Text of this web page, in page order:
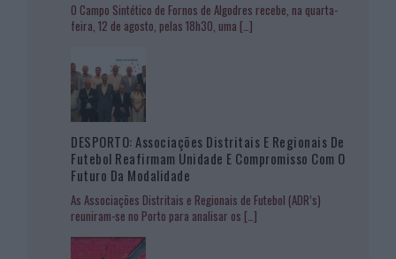
O Campo Sintético de Fornos de Algodres recebe, na quarta-
feira, 12 de agosto, pelas 18h30, uma […]
DESPORTO: Associações Distritais E Regionais De
Futebol Reafirmam Unidade E Compromisso Com O
Futuro Da Modalidade
As Associações Distritais e Regionais de Futebol (ADR’s)
reuniram-se no Porto para analisar os […]